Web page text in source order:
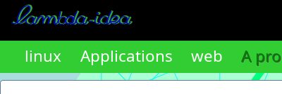
linux Applications web A